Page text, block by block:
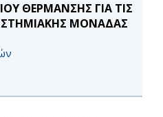
ΘΕΡΜΑΝΣΗΣ ΓΙΑ ΤΙΣ
ΜΟΝΑΔΑΣ